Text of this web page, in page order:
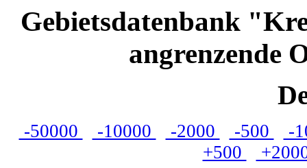
Gebietsdatenbank
angrenzende
-50000 -10000 -2000 -500
-
+500